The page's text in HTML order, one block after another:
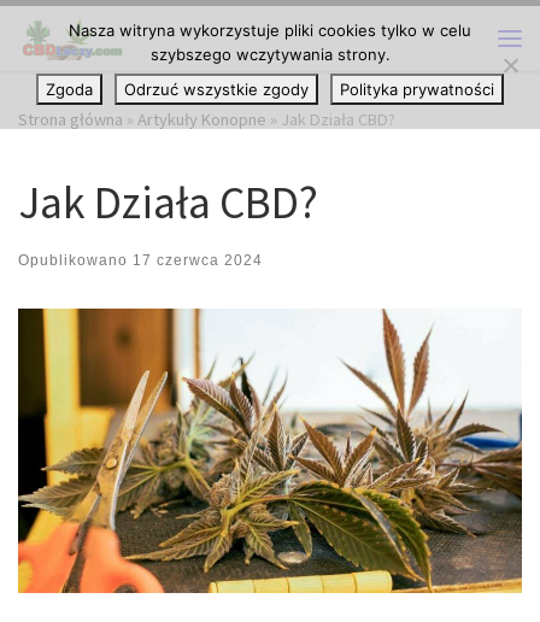
Przejdź do treści
Strona główna » Artykuły Konopne » Jak Działa CBD?
Jak Działa CBD?
Opublikowano 17 czerwca 2024
Nasza witryna wykorzystuje pliki cookies tylko w celu
szybszego wczytywania strony.
Zgoda
Odrzuć wszystkie zgody Polityka prywatności